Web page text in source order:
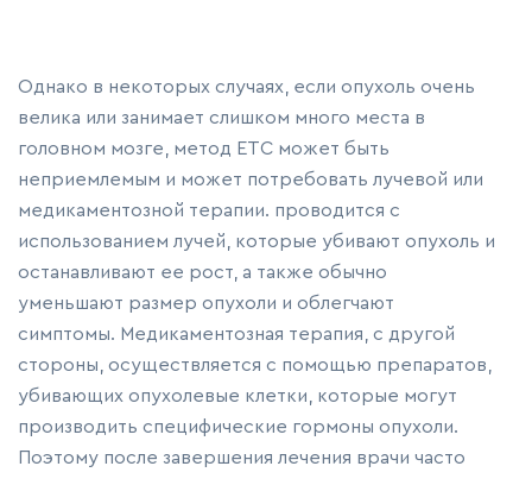
Однако в некоторых случаях, если опухоль очень
велика или занимает слишком много места в
головном мозге, метод ETC может быть
неприемлемым и может потребовать лучевой или
медикаментозной терапии. проводится с
использованием лучей, которые убивают опухоль и
останавливают ее рост, а также обычно
уменьшают размер опухоли и облегчают
симптомы. Медикаментозная терапия, с другой
стороны, осуществляется с помощью препаратов,
убивающих опухолевые клетки, которые могут
производить специфические гормоны опухоли.
Поэтому после завершения лечения врачи часто